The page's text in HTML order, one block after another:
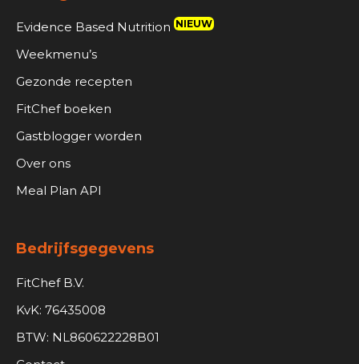
Evidence Based Nutrition NIEUW
Weekmenu’s
Gezonde recepten
FitChef boeken
Gastblogger worden
Over ons
Meal Plan API
Bedrijfsgegevens
FitChef B.V.
KvK: 76435008
BTW: NL860622228B01